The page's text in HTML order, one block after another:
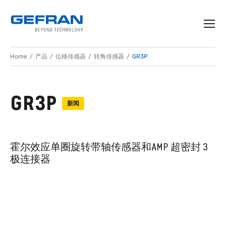
Home 产品 位移传感器 转角传感器 GR3P
GR3P 新闻
霍尔效应单圈旋转带轴传感器和AMP 超密封 3
极连接器